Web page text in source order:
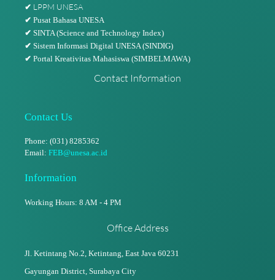
✔ LPPM UNESA
✔ Pusat Bahasa UNESA
✔ SINTA (Science and Technology Index)
✔ Sistem Informasi Digital UNESA (SINDIG)
✔ Portal Kreativitas Mahasiswa (SIMBELMAWA)
Contact Information
Contact Us
Phone: (031) 8285362
Email: FEB@unesa.ac.id
Information
Working Hours: 8 AM - 4 PM
Office Address
Jl. Ketintang No.2, Ketintang, East Java 60231
Gayungan District, Surabaya City